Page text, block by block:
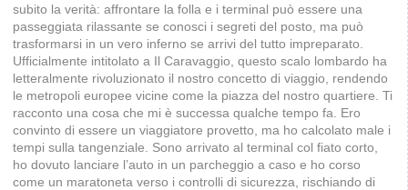
subito la verità: affrontare la folla e i terminal può essere una
passeggiata rilassante se conosci i segreti del posto, ma può
trasformarsi in un vero inferno se arrivi del tutto impreparato.
Ufficialmente intitolato a Il Caravaggio, questo scalo lombardo ha
letteralmente rivoluzionato il nostro concetto di viaggio, rendendo
le metropoli europee vicine come la piazza del nostro quartiere. Ti
racconto una cosa che mi è successa qualche tempo fa. Ero
convinto di essere un viaggiatore provetto, ma ho calcolato male i
tempi sulla tangenziale. Sono arrivato al terminal col fiato corto,
ho dovuto lanciare l’auto in un parcheggio a caso e ho corso
come un maratoneta verso i controlli di sicurezza, rischiando di